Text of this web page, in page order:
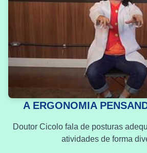
A ERGONOMIA
Doutor Cicolo fala de posturas
atividades de forma